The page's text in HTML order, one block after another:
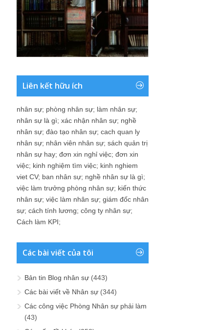
Liên kết hữu ích
nhân sự; phòng nhân sự; làm nhân sự;
nhân sự là gì; xác nhận nhân sự; nghề
nhân sự; đào tạo nhân sự; cach quan ly
nhân sự; nhân viên nhân sự; sách quản trị
nhân sự hay; đơn xin nghỉ việc; đơn xin
việc; kinh nghiệm tìm việc; kinh nghiem
viet CV; ban nhân sự; nghề nhân sự là gì;
việc làm trưởng phòng nhân sự; kiến thức
nhân sự; việc làm nhân sự; giám đốc nhân
sự; cách tính lương; công ty nhân sự;
Cách làm KPI;
Các bài viết của tôi
Bản tin Blog nhân sự (443)
Các bài viết về Nhân sự (344)
Các công việc Phòng Nhân sự phải làm
(43)